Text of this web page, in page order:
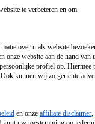
te verbeteren en om
over u als website
onze website aan de hand van
profiel op. Hiermee
kunnen wij zo gerichte
en onze affiliate disclaimer,